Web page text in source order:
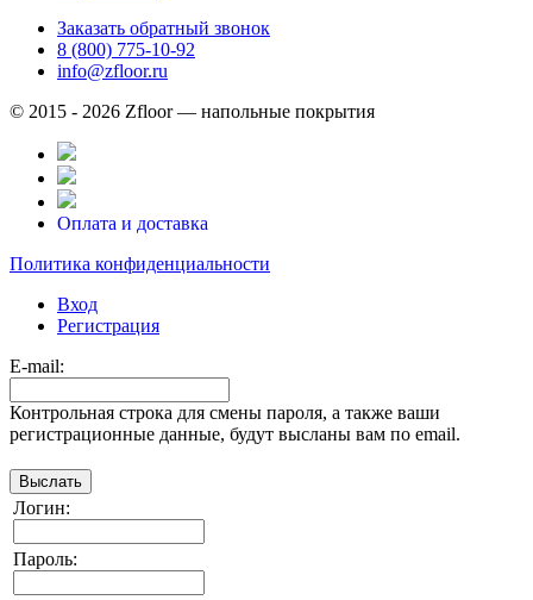
Заказать обратный звонок
8 (800) 775-10-92
info@zfloor.ru
© 2015 - 2026 Zfloor — напольные покрытия
Оплата и доставка
Политика конфиденциальности
Вход
Регистрация
E-mail:
Контрольная строка для смены пароля, а также ваши
регистрационные данные, будут высланы вам по email.
Логин:
Пароль: